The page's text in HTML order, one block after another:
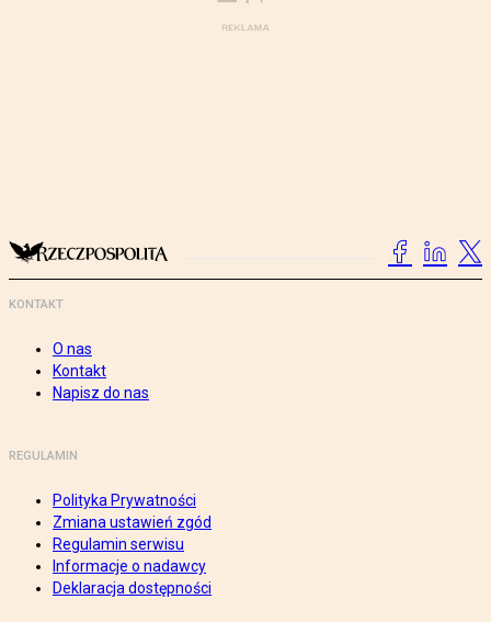
KONTAKT
O nas
Kontakt
Napisz do nas
REGULAMIN
Polityka Prywatności
Zmiana ustawień zgód
Regulamin serwisu
Informacje o nadawcy
Deklaracja dostępności